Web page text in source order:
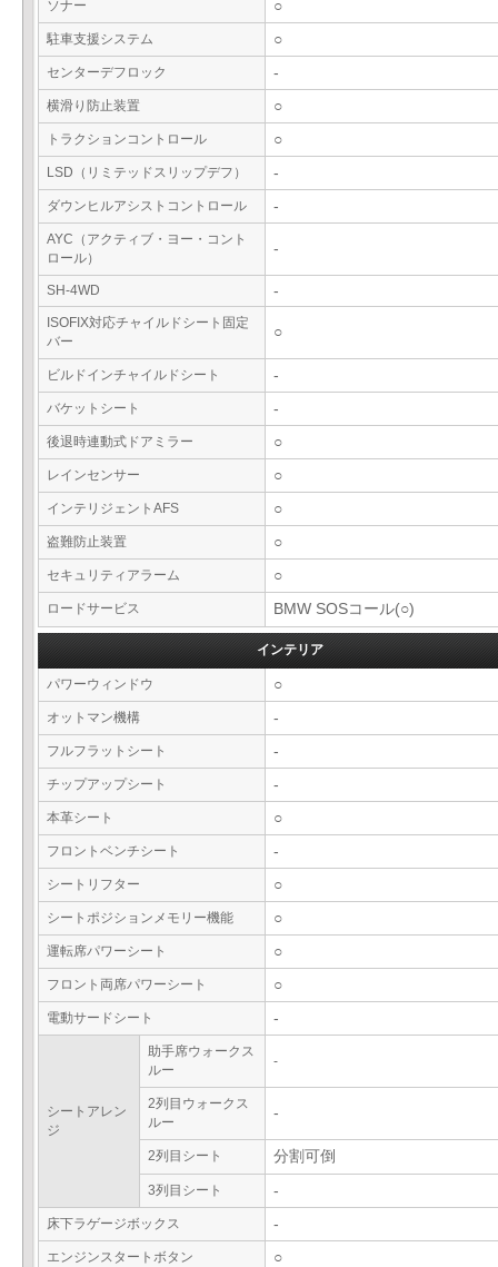
ソナー ○
駐車支援システム ○
センターデフロック -
横滑り防止装置 ○
トラクションコントロール ○
LSD（リミテッドスリップデフ） -
ダウンヒルアシストコントロール -
AYC（アクティブ・ヨー・コント
ロール）
-
SH-4WD -
ISOFIX対応チャイルドシート固定
バー
○
ビルドインチャイルドシート -
バケットシート -
後退時連動式ドアミラー ○
レインセンサー ○
インテリジェントAFS ○
盗難防止装置 ○
セキュリティアラーム ○
ロードサービス BMW SOSコール(○)
インテリア
パワーウィンドウ ○
オットマン機構 -
フルフラットシート -
チップアップシート -
本革シート ○
フロントベンチシート -
シートリフター ○
シートポジションメモリー機能 ○
運転席パワーシート ○
フロント両席パワーシート ○
電動サードシート -
シートアレン
ジ
助手席ウォークス
ルー
-
2列目ウォークス
ルー
-
2列目シート 分割可倒
3列目シート -
床下ラゲージボックス -
エンジンスタートボタン ○